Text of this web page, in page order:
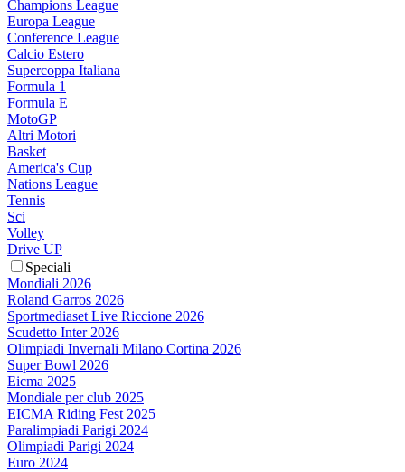
Champions League
Europa League
Conference League
Calcio Estero
Supercoppa Italiana
Formula 1
Formula E
MotoGP
Altri Motori
Basket
America's Cup
Nations League
Tennis
Sci
Volley
Drive UP
Speciali
Mondiali 2026
Roland Garros 2026
Sportmediaset Live Riccione 2026
Scudetto Inter 2026
Olimpiadi Invernali Milano Cortina 2026
Super Bowl 2026
Eicma 2025
Mondiale per club 2025
EICMA Riding Fest 2025
Paralimpiadi Parigi 2024
Olimpiadi Parigi 2024
Euro 2024